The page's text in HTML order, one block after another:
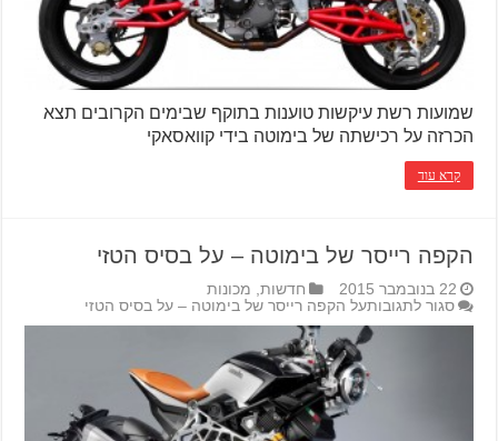
שמועות רשת עיקשות טוענות בתוקף שבימים הקרובים תצא
הכרזה על רכישתה של בימוטה בידי קוואסאקי
קרא עוד
הקפה רייסר של בימוטה – על בסיס הטזי
22 בנובמבר 2015 חדשות, מכונות
סגור לתגובותעל הקפה רייסר של בימוטה – על בסיס הטזי